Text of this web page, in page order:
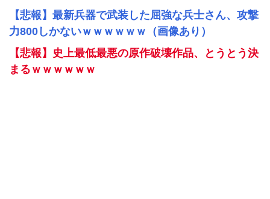
【悲報】最新兵器で武装した屈強な兵士さん、攻撃
力800しかないｗｗｗｗｗｗ（画像あり）
【悲報】史上最低最悪の原作破壊作品、とうとう決
まるｗｗｗｗｗｗ